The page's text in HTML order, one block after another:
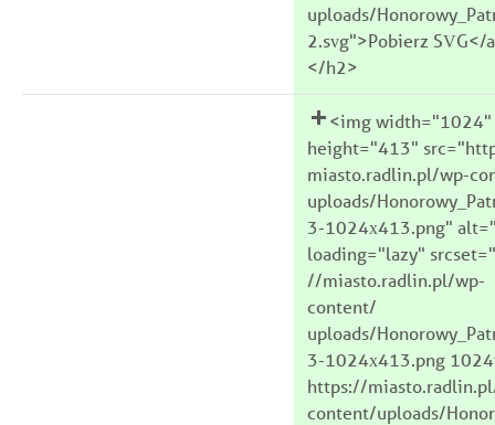
uploads/
2.svg">Pobierz SVG</
</h2>
<img width="1024"
height="413"
miasto.radlin.pl/wp-
uploads/
3-1024x413.png"
loading="lazy"
//miasto.radlin.pl/wp-
content/
uploads/
3-1024x413.png
https://
content/uploads/